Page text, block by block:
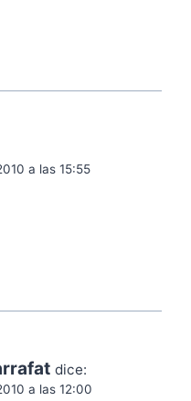
a las 15:55
dice:
a las 12:00